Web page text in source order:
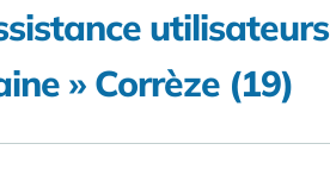
utilisateurs
» Corrèze (19)